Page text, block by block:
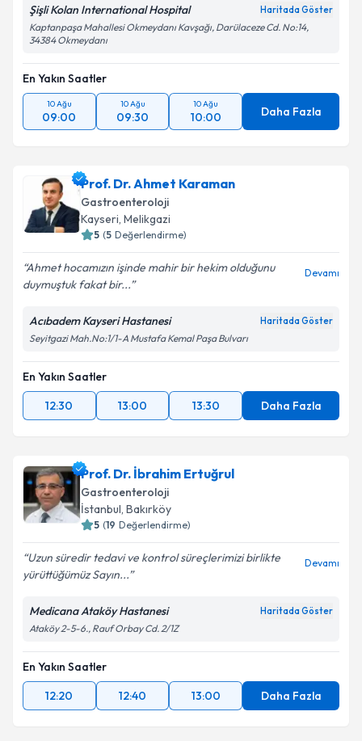
kapsamda işlenmesini kabul ediyorum.
Takvim Talebini Gönder
Şişli Kolan International Hospital Haritada Göster
Kaptanpaşa Mahallesi Okmeydanı Kavşağı, Darülaceze Cd. No:14,
34384 Okmeydanı
En Yakın Saatler
10 Ağu
09:00
10 Ağu
09:30
10 Ağu
10:00 Daha Fazla
Prof. Dr. Ahmet Karaman
Gastroenteroloji
Kayseri, Melikgazi
5 (5 Değerlendirme)
Ahmet hocamızın işinde mahir bir hekim olduğunu
duymuştuk fakat bir...
Devamı
Acıbadem Kayseri Hastanesi Haritada Göster
Seyitgazi Mah.No:1/1-A Mustafa Kemal Paşa Bulvarı
En Yakın Saatler
12:30
13:00 13:30 Daha Fazla
Prof. Dr. İbrahim Ertuğrul
Gastroenteroloji
İstanbul, Bakırköy
5 (19 Değerlendirme)
Uzun süredir tedavi ve kontrol süreçlerimizi birlikte
yürüttüğümüz Sayın...
Devamı
Medicana Ataköy Hastanesi Haritada Göster
Ataköy 2-5-6., Rauf Orbay Cd. 2/1Z
En Yakın Saatler
12:20
12:40 13:00 Daha Fazla